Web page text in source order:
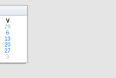
V
29
6
13
20
27
3